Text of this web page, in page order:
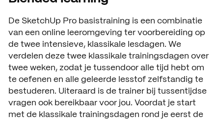
De SketchUp Pro basistraining is een combinatie
van een online leeromgeving ter voorbereiding op
de twee intensieve, klassikale lesdagen. We
verdelen deze twee klassikale trainingsdagen over
twee weken, zodat je tussendoor alle tijd hebt om
te oefenen en alle geleerde lesstof zelfstandig te
bestuderen. Uiteraard is de trainer bij tussentijdse
vragen ook bereikbaar voor jou. Voordat je start
met de klassikale trainingsdagen rond je eerst de